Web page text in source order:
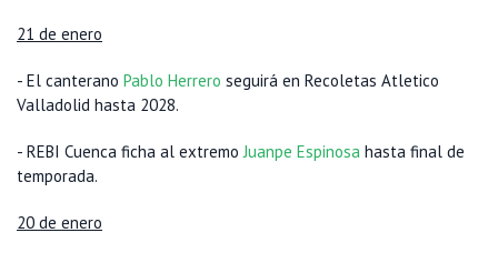
21 de enero
- El canterano Pablo Herrero seguirá en Recoletas Atletico
Valladolid hasta 2028.
- REBI Cuenca ficha al extremoJuanpe Espinosa hasta final de
temporada.
20 de enero